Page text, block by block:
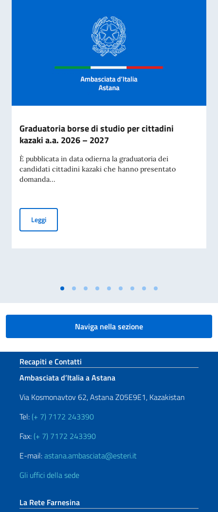
Graduatoria borse di studio per cittadini
kazaki a.a. 2026 – 2027
È pubblicata in data odierna la graduatoria dei
candidati cittadini kazaki che hanno presentato
domanda...
LeggiGraduatoria borse di studio per cittadini kazaki a.a. 2026 –
Naviga nella sezione
Sezione footer
Recapiti e Contatti
Ambasciata d’Italia a Astana
Via Kosmonavtov 62, Astana Z05E9E1, Kazakistan
Tel: (+ 7) 7172 243390
Fax: (+ 7) 7172 243390
E-mail:astana.ambasciata@esteri.it
Gli uffici della sede
La Rete Farnesina